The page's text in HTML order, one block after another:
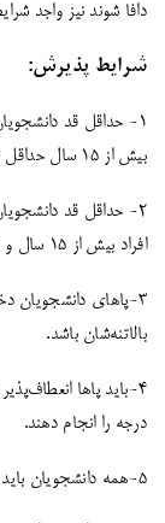
دافا شوند نیز واجد
شرایط پذیرش:
بیش از 15 سال حداقل قد ۱ متر و ۷۸ سانتیمتر باشد.
افراد بیش از 15 سال و حداقل قد ۱ متر و ۶۸ باشد.
۳-پاهای دانشجویان
بالاتنه‌شان باشد.
درجه را انجام دهند.
۵-همه دانشجویان باید سالم باشند.